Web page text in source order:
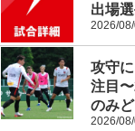
出場
2026/
攻守
注目
のみ
2026/